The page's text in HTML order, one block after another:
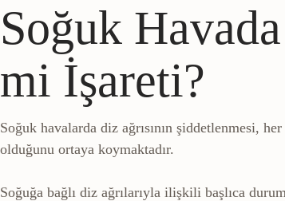
Soğuk
mi İşareti?
Soğuk havalarda diz ağrısının şiddetlenmesi,
olduğunu ortaya koymaktadır.
Soğuğa bağlı diz ağrılarıyla ilişkili başlıca